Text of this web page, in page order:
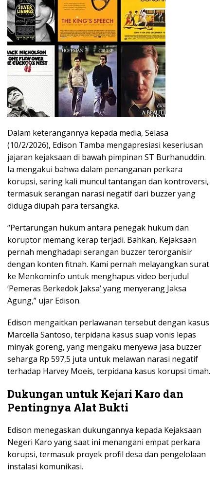
Dalam keterangannya kepada media, Selasa
(10/2/2026), Edison Tamba mengapresiasi keseriusan
jajaran kejaksaan di bawah pimpinan ST Burhanuddin.
Ia mengakui bahwa dalam penanganan perkara
korupsi, sering kali muncul tantangan dan kontroversi,
termasuk serangan narasi negatif dari buzzer yang
diduga diupah para tersangka.
“Pertarungan hukum antara penegak hukum dan
koruptor memang kerap terjadi. Bahkan, Kejaksaan
pernah menghadapi serangan buzzer terorganisir
dengan konten fitnah. Kami pernah melayangkan surat
ke Menkominfo untuk menghapus video berjudul
‘Pemeras Berkedok Jaksa’ yang menyerang Jaksa
Agung,” ujar Edison.
Edison mengaitkan perlawanan tersebut dengan kasus
Marcella Santoso, terpidana kasus suap vonis lepas
minyak goreng, yang mengaku menyewa jasa buzzer
seharga Rp 597,5 juta untuk melawan narasi negatif
terhadap Harvey Moeis, terpidana kasus korupsi timah.
Dukungan untuk Kejari Karo dan
Pentingnya Alat Bukti
Edison menegaskan dukungannya kepada Kejaksaan
Negeri Karo yang saat ini menangani empat perkara
korupsi, termasuk proyek profil desa dan pengelolaan
instalasi komunikasi.